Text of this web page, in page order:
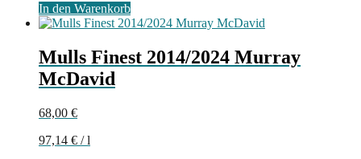
In den Warenkorb
Mulls Finest 2014/2024 Murray
McDavid
68,00 €
97,14 € /l